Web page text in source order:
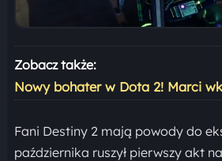
Zobacz także:
Nowy bohater w Dota 2! Marci
Fani Destiny 2 mają powody do
października ruszył pierwszy akt